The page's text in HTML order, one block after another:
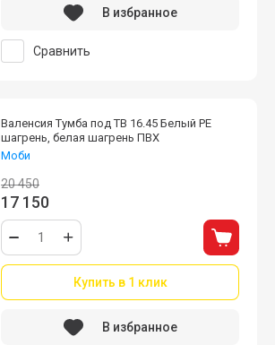
Сравнить
В избранное
Валенсия Тумба под ТВ 16.45 Белый PE
шагрень, белая шагрень ПВХ
Моби
20 450
17 150
Купить в 1 клик
В избранное